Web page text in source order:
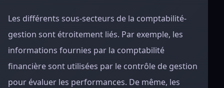
Les différents sous-secteurs de la comptabilité-
gestion sont étroitement liés. Par exemple, les
informations fournies par la comptabilité
financière sont utilisées par le contrôle de gestion
pour évaluer les performances. De même, les